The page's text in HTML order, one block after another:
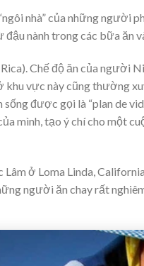
nhà” của những người
nành trong các bữa ăn
Chế độ ăn của người
vực này cũng thường
sống được gọi là “plan de
mình, tạo ý chí cho một
ở Loma Linda,
người ăn chay rất